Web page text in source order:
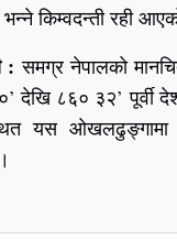
किम्वदन्ती रही
: समग्र नेपालको
देखि ८६० ३२’ पूर्वी
यस ओखलढुङ्गामा